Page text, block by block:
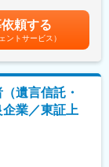
アはNo.1！数多く
く貢献していま
の4分の1が当行で
フレッシュマンス
り、それぞれにリ
行と比較してもベ
る環境です。
パフォーマンスに
金額であり、選考
)は固定手当を含め
頼する
ントサービス）
遺言信託・
業／東証上